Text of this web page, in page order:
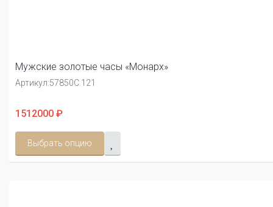
Мужские золотые часы «Монарх»
Артикул:57850С.121
1512000 ₽
Выбрать опцию